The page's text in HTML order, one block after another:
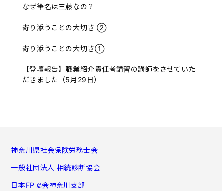
なぜ筆名は三藤なの？
寄り添うことの大切さ ②
寄り添うことの大切さ①
【登壇報告】職業紹介責任者講習の講師をさせていた
だきました（5月29日）
神奈川県社会保険労務士会
一般社団法人 相続診断協会
日本FP協会神奈川支部